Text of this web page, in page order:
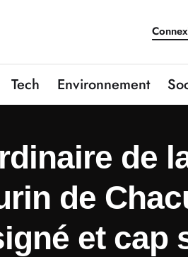
Tech Environnement
de
de
et cap